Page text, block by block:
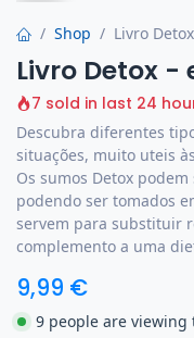
Shop Livro
Livro Detox -
7 sold in last 24
Descubra diferentes
situações, muito uteis
Os sumos Detox
podendo ser tomados
servem para substituir
complemento a uma
9,99 €
9 people are